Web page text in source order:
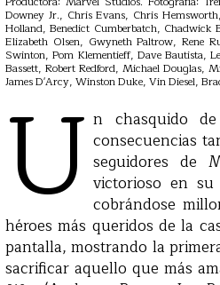
Downey Jr., Chris Evans, Chris
Holland, Benedict Cumberbatch, Chadwick
Elizabeth Olsen, Gwyneth Paltrow, Rene
Swinton, Pom Klementieff, Dave Bautista,
Bassett, Robert Redford, Michael Douglas,
James D'Arcy, Winston Duke, Vin Diesel,
U n chasquido
consecuencias
seguidores de
victorioso en
cobrándose
héroes más queridos de la
pantalla, mostrando la
sacrificar aquello que más